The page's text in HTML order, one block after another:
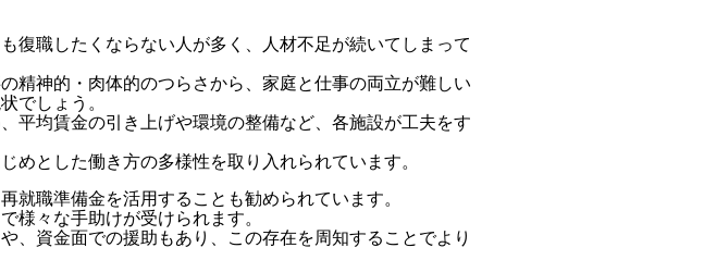
復職したくならない人が多く、人材不足が続いてしまって
精神的・肉体的のつらさから、家庭と仕事の両立が難しい
でしょう。
平均賃金の引き上げや環境の整備など、各施設が工夫をす
めとした働き方の多様性を取り入れられています。
就職準備金を活用することも勧められています。
様々な手助けが受けられます。
、資金面での援助もあり、この存在を周知することでより